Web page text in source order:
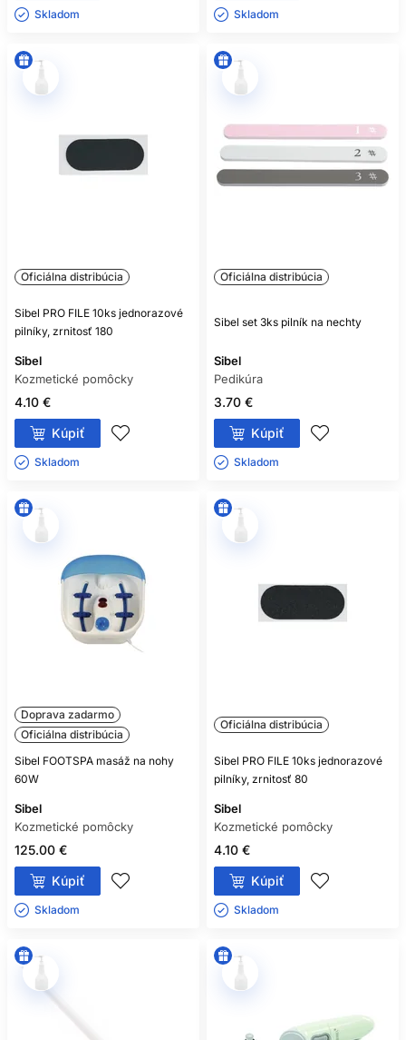
Skladom ㅤ Skladom ㅤ
Oficiálna distribúcia
Sibel PRO FILE 10ks jednorazové
pilníky, zrnitosť 180
Sibel
Kozmetické pomôcky
4.10 €
Kúpiť
Skladom ㅤ
Oficiálna distribúcia
Sibel set 3ks pilník na nechty
Sibel
Pedikúra
3.70 €
Kúpiť
Skladom ㅤ
Doprava zadarmo
Oficiálna distribúcia
Sibel FOOTSPA masáž na nohy
60W
Sibel
Kozmetické pomôcky
125.00 €
Kúpiť
Skladom ㅤ
Oficiálna distribúcia
Sibel PRO FILE 10ks jednorazové
pilníky, zrnitosť 80
Sibel
Kozmetické pomôcky
4.10 €
Kúpiť
Skladom ㅤ